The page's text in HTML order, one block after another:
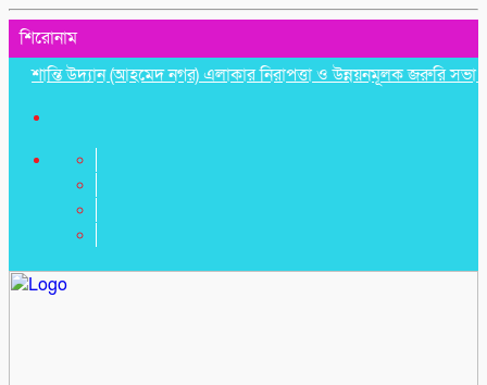
শিরোনাম
উদ্যান (আহমেদ নগর) এলাকার নিরাপত্তা ও উন্নয়নমূলক জরুরি সভা অনুষ্ঠিত